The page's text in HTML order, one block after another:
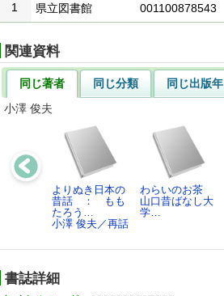
1
県立図書館 001100878543
関連資料
同じ著者 同じ分類
同じ出版年
小澤 俊夫
よりぬき日本の
昔話 ： もも
たろう…
小澤 俊夫／再話
わらいのお茶
山口昔ばなし大
学…
書誌詳細